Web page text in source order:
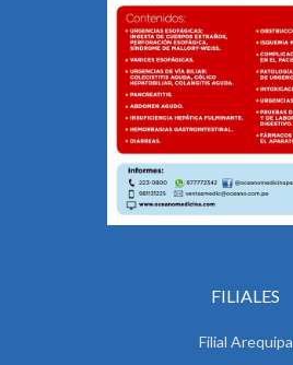
FILIALES
Filial Arequipa